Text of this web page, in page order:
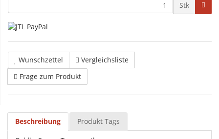
Stk
Wunschzettel
Vergleichsliste
Frage zum Produkt
Beschreibung Produkt Tags